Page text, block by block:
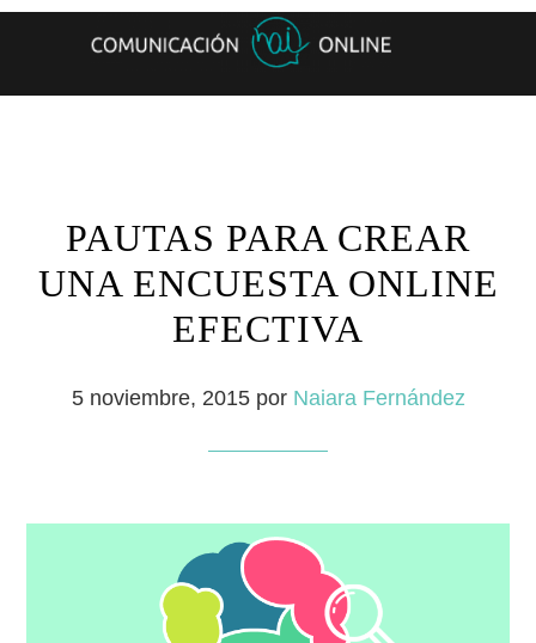
PAUTAS PARA CREAR
UNA ENCUESTA ONLINE
EFECTIVA
5 noviembre, 2015por Naiara Fernández